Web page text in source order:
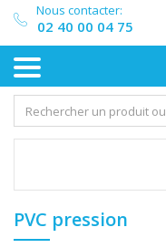
Nous contacter:
02 40 00 04 75
PVC pression